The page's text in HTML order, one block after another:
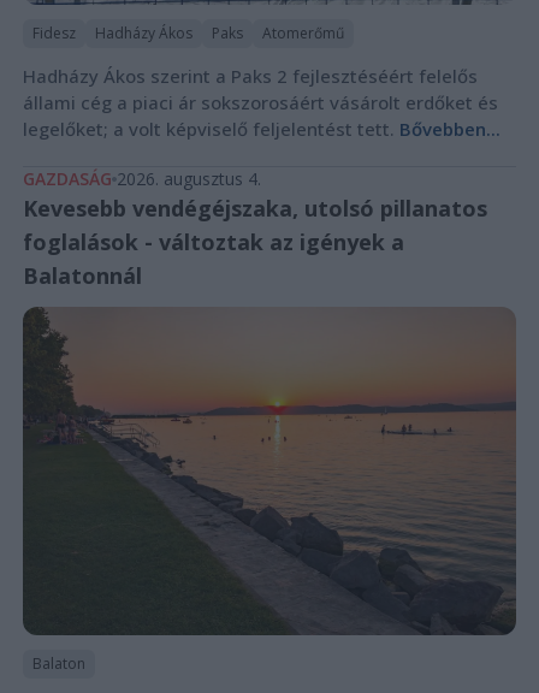
Fidesz Hadházy Ákos Paks Atomerőmű
Hadházy Ákos szerint a Paks 2 fejlesztéséért felelős
állami cég a piaci ár sokszorosáért vásárolt erdőket és
legelőket; a volt képviselő feljelentést tett. Bővebben...
GAZDASÁG 2026. augusztus 4.
Kevesebb vendégéjszaka, utolsó pillanatos
foglalások - változtak az igények a
Balatonnál
Balaton